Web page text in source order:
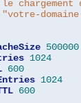
chargement
"votre-
500000
1024
600
1024
600